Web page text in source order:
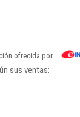
ofrecida por
sus ventas: